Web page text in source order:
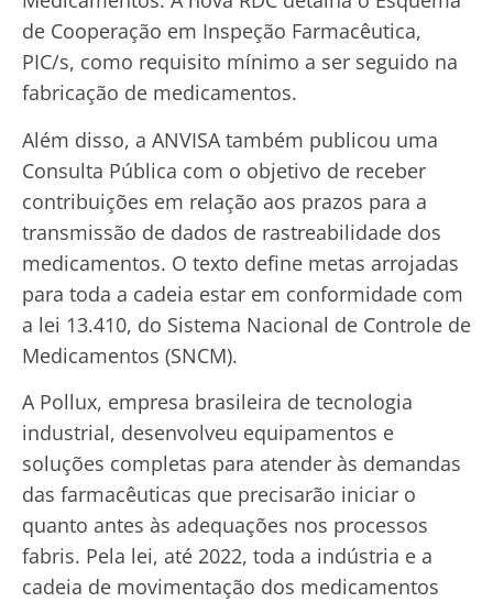
de Cooperação em Inspeção Farmacêutica,
PIC/s, como requisito mínimo a ser seguido na
fabricação de medicamentos.
Além disso, a ANVISA também publicou uma
Consulta Pública com o objetivo de receber
contribuições em relação aos prazos para a
transmissão de dados de rastreabilidade dos
medicamentos. O texto define metas arrojadas
para toda a cadeia estar em conformidade com
a lei 13.410, do Sistema Nacional de Controle de
Medicamentos (SNCM).
A Pollux, empresa brasileira de tecnologia
industrial, desenvolveu equipamentos e
soluções completas para atender às demandas
das farmacêuticas que precisarão iniciar o
quanto antes às adequações nos processos
fabris. Pela lei, até 2022, toda a indústria e a
cadeia de movimentação dos medicamentos